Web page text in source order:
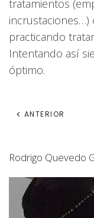
tratamientos
incrustaciones…)
practicando
Intentando así
óptimo.
ANTERIOR
Rodrigo Quevedo